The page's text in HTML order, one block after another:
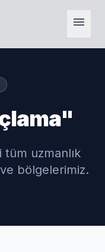
menu
uzmanlık
bölgelerimiz.